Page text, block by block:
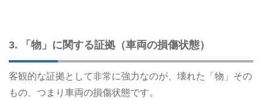
3. 「物」に関する証拠（車両の損傷状態）
客観的な証拠として非常に強力なのが、壊れた「物」その
もの、つまり車両の損傷状態です。